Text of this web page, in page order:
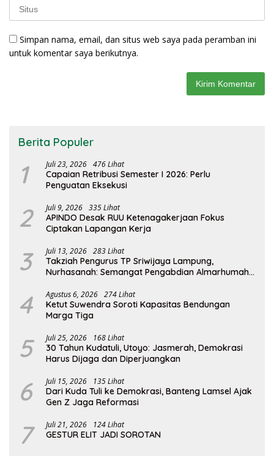
Simpan nama, email, dan situs web saya pada peramban ini
untuk komentar saya berikutnya.
Berita Populer
1 Juli 23, 2026 476 Lihat
Capaian Retribusi Semester I 2026: Perlu
Penguatan Eksekusi
2 Juli 9, 2026 335 Lihat
APINDO Desak RUU Ketenagakerjaan Fokus
Ciptakan Lapangan Kerja
3 Juli 13, 2026 283 Lihat
Takziah Pengurus TP Sriwijaya Lampung,
Nurhasanah: Semangat Pengabdian Almarhumah
4 Agustus 6, 2026 274 Lihat
Ketut Suwendra Soroti Kapasitas Bendungan
Marga Tiga
5 Juli 25, 2026 168 Lihat
30 Tahun Kudatuli, Utoyo: Jasmerah, Demokrasi
Harus Dijaga dan Diperjuangkan
6 Juli 15, 2026 135 Lihat
Dari Kuda Tuli ke Demokrasi, Banteng Lamsel Ajak
Gen Z Jaga Reformasi
7 Juli 21, 2026 124 Lihat
GESTUR ELIT JADI SOROTAN